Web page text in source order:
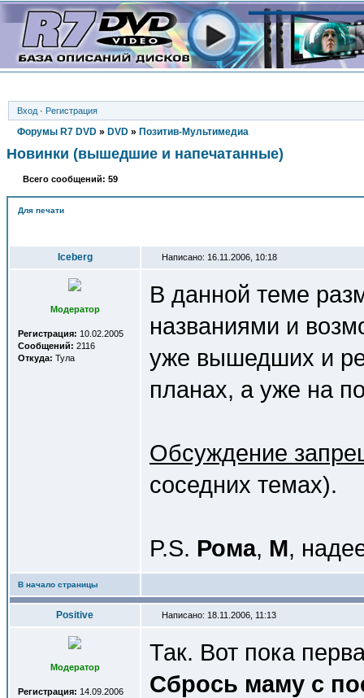
Вход · Регистрация
Форумы R7 DVD » DVD » Позитив-Мультимедиа
Новинки (вышедшие и напечатанные)
Всего сообщений: 59
Для печати
Iceberg Написано: 16.11.2006, 10:18
Модератор
Регистрация: 10.02.2005
Сообщений: 2116
Откуда: Тула
В данной теме
названиями и
уже вышедших и
планах, а уже на
Обсуждение
соседних темах).
P.S. Рома, М,
В начало страницы
Positive Написано: 18.11.2006, 11:13
Модератор
Регистрация: 14.09.2006
Так. Вот пока
Сбрось маму с